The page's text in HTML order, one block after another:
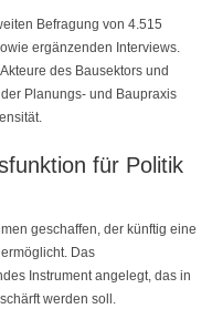
Befragung von 4.515
ergänzenden Interviews.
des Bausektors und
Planungs- und Baupraxis
für Politik
geschaffen, der künftig eine
Das
Instrument angelegt, das in
werden soll.